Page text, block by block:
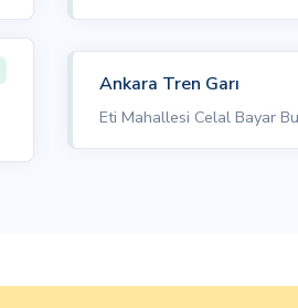
Ankara Tren Garı
Eti Mahallesi Celal Bayar